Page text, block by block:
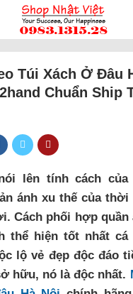
Túi Xách Ở Đâu
Chuẩn Ship
lên tính cách
ánh xu thế của thời
Cách phối hợp quần
thể hiện tốt nhất
lộ vẻ đẹp độc đáo
hữu, nó là độc nhất.